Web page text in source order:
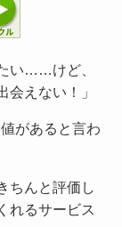
い……けど、
えない！」
があると言わ
ちんと評価し
れるサービス